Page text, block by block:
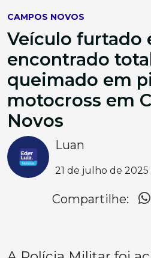
CAMPOS NOVOS
Veículo furtado
encontrado
queimado em
motocross em
Novos
Luan
21 de julho de 2025
Compartilhe: